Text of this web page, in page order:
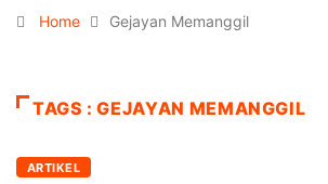
Home Gejayan Memanggil
TAGS : GEJAYAN MEMANGGIL
ARTIKEL